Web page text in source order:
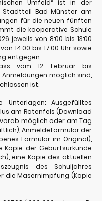
Umfeld“ ist in der
Bad Münster am
für die neuen fünften
die kooperative Schule
jeweils von 8:00 bis 13:00
14:00 bis 17.00 Uhr sowie
entgegen.
vom 12. Februar bis
Anmeldungen möglich sind,
ist.
Ausgefülltes
am Rotenfels (Download
möglich oder am Tag
Anmeldeformular der
Formular im Original),
Kopie der Geburtsurkunde
eine Kopie des aktuellen
des Schuljahres
die Masernimpfung (Kopie